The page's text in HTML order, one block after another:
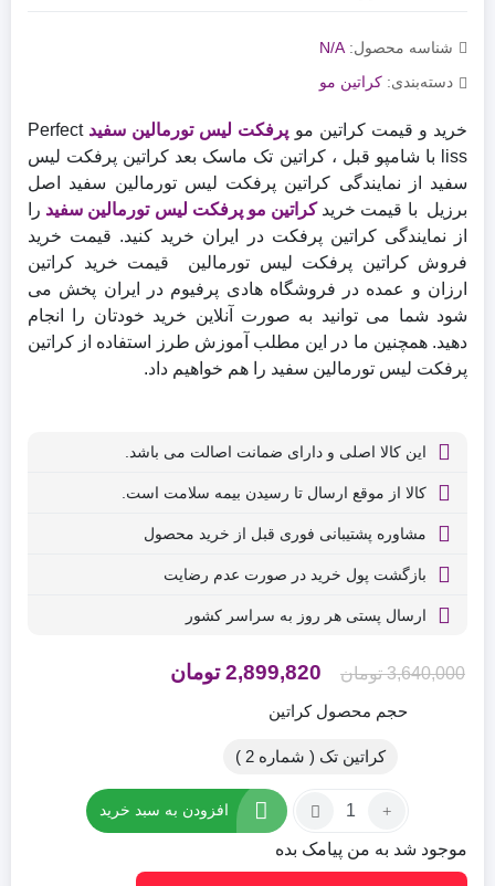
شناسه محصول: N/A
دسته‌بندی: کراتین مو
خرید و قیمت کراتین مو پرفکت لیس تورمالین سفیدPerfect
liss با شامپو قبل ، کراتین تک ماسک بعد کراتین پرفکت لیس
سفید از نمایندگی کراتین پرفکت لیس تورمالین سفید اصل
برزیل با قیمت خریدکراتین مو پرفکت لیس تورمالین سفید را
از نمایندگی کراتین پرفکت در ایران خرید کنید. قیمت خرید
فروش کراتین پرفکت لیس تورمالین قیمت خرید کراتین
ارزان و عمده در فروشگاه هادی پرفیوم در ایران پخش می
شود شما می توانید به صورت آنلاین خرید خودتان را انجام
دهید. همچنین ما در این مطلب آموزش طرز استفاده از کراتین
پرفکت لیس تورمالین سفید را هم خواهیم داد.
این کالا اصلی و دارای ضمانت اصالت می باشد.
کالا از موقع ارسال تا رسیدن بیمه سلامت است.
مشاوره پشتیبانی فوری قبل از خرید محصول
بازگشت پول خرید در صورت عدم رضایت
ارسال پستی هر روز به سراسر کشور
3,640,000 تومان
قیمت
اصلی
بود.
2,899,820 تومان
حجم محصول کراتین
کراتین تک ( شماره 2 )
تعداد:
مو
پرفکت
افزودن به سبد خرید
موجود شد به من پیامک بده